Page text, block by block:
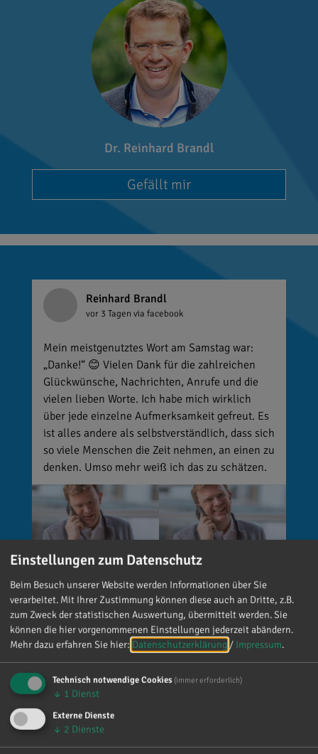
Dr. Reinhard Brandl
Gefällt mir
Reinhard Brandl
vor 3 Tagen via facebook
Mein meistgenutztes Wort am Samstag war:
„Danke!“ 😊 Vielen Dank für die zahlreichen
Glückwünsche, Nachrichten, Anrufe und die
vielen lieben Worte. Ich habe mich wirklich
über jede einzelne Aufmerksamkeit gefreut. Es
ist alles andere als selbstverständlich, dass sich
so viele Menschen die Zeit nehmen, an einen zu
denken. Umso mehr weiß ich das zu schätzen.
Reinhard Brandl
vor 4 Tagenvia facebook
🚨 Neues EU-Gesetz seit dem 2. August! Ab
sofort gelten neue Vorschriften für die
Kennzeichnung bestimmter KI-Inhalte. ⚠️
Einstellungen zum Datenschutz
Beim Besuch unserer Website werden Informationen über Sie
verarbeitet. Mit Ihrer Zustimmung können diese auch an Dritte, z.B.
zum Zweck der statistischen Auswertung, übermittelt werden. Sie
können die hier vorgenommenen Einstellungen jederzeit abändern.
Mehr dazu erfahren Sie hier: Datenschutzerklärung / Impressum.
Technisch notwendige Cookies (immer erforderlich)
↓ 1 Dienst
Externe Dienste
↓ 2 Dienste